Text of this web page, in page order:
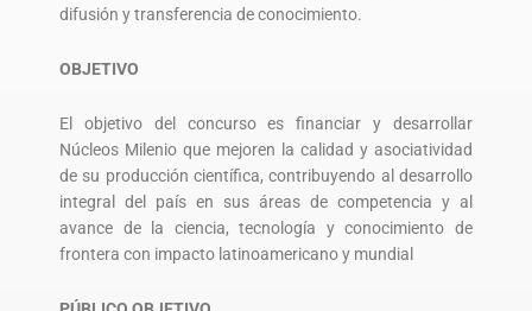
difusión y transferencia de conocimiento.
OBJETIVO
El objetivo del concurso es financiar y desarrollar
Núcleos Milenio que mejoren la calidad y asociatividad
de su producción científica, contribuyendo al desarrollo
integral del país en sus áreas de competencia y al
avance de la ciencia, tecnología y conocimiento de
frontera con impacto latinoamericano y mundial